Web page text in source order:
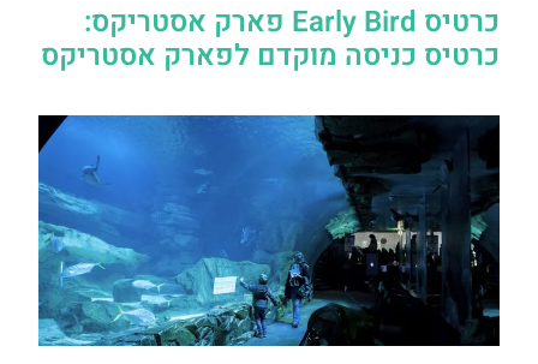
כרטיס Early Bird פארק אסטריקס:
כרטיס כניסה מוקדם לפארק אסטריקס